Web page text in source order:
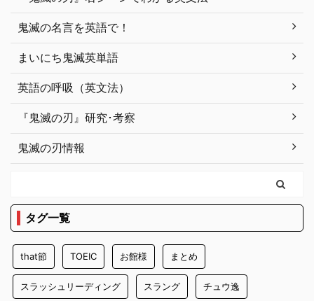
鬼滅の名言を英語で！
まいにち鬼滅英単語
英語の呼吸（英文法）
『鬼滅の刃』研究･考察
鬼滅の刃情報
タグ一覧
that節 TOEIC お館様 まとめ
スラッシュリーディング スラング チュウ逸